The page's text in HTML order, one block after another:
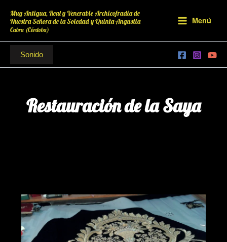
contenido
Muy Antigua, Real y Venerable Archicofradía de
Nuestra Señora de la Soledad y Quinta Angustia
Cabra (Córdoba)
Menú
Sonido
Restauración de la Saya